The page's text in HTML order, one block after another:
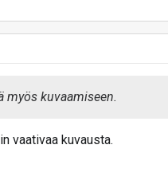
myös kuvaamiseen.
vaativaa kuvausta.